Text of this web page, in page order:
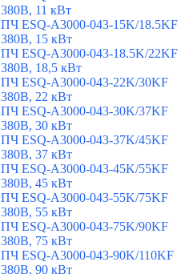
380В, 11 кВт
ПЧ ESQ-A3000-043-15K/18.5KF
380В, 15 кВт
ПЧ ESQ-A3000-043-18.5K/22KF
380В, 18,5 кВт
ПЧ ESQ-A3000-043-22K/30KF
380В, 22 кВт
ПЧ ESQ-A3000-043-30K/37KF
380В, 30 кВт
ПЧ ESQ-A3000-043-37K/45KF
380В, 37 кВт
ПЧ ESQ-A3000-043-45K/55KF
380В, 45 кВт
ПЧ ESQ-A3000-043-55K/75KF
380В, 55 кВт
ПЧ ESQ-A3000-043-75K/90KF
380В, 75 кВт
ПЧ ESQ-A3000-043-90K/110KF
380В, 90 кВт